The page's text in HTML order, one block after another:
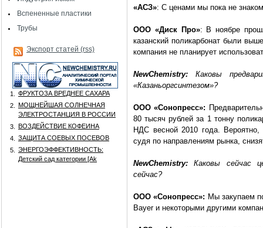
Вспененные пластики
Трубы
Экспорт статей (rss)
1.
ФРУКТОЗА ВРЕДНЕЕ САХАРА
2.
МОЩНЕЙШАЯ СОЛНЕЧНАЯ
ЭЛЕКТРОСТАНЦИЯ В РОССИИ
3.
ВОЗДЕЙСТВИЕ КОФЕИНА
4.
ЗАЩИТА СОЕВЫХ ПОСЕВОВ
5.
ЭНЕРГОЭФФЕКТИВНОСТЬ:
Детский сад категории [Аk
«АСЗ»: С ценами мы пока не
ООО «Диск Про»: В ноябре
казанский поликарбонат были
компания не планирует
NewChemistry: Каковы
«Казаньоргсинтезом»?
ООО «Сонопресс»:
80 тысяч рублей за 1 тонну
НДС весной 2010 года.
судя по направлениям рынка,
NewChemistry: Каковы сейчас
сейчас?
ООО «Сонопресс»: Мы закупаем
Bayer и некоторыми другими